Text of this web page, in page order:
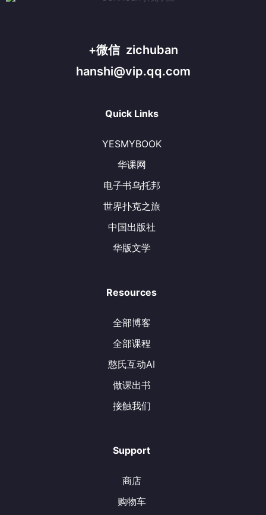
+微信 zichuban
hanshi@vip.qq.com
Quick Links
YESMYBOOK
华课网
电子书乌托邦
世界扑克之旅
中国出版社
华版文学
Resources
全部博客
全部课程
憨氏互动AI
做课出书
接触我们
Support
商店
购物车